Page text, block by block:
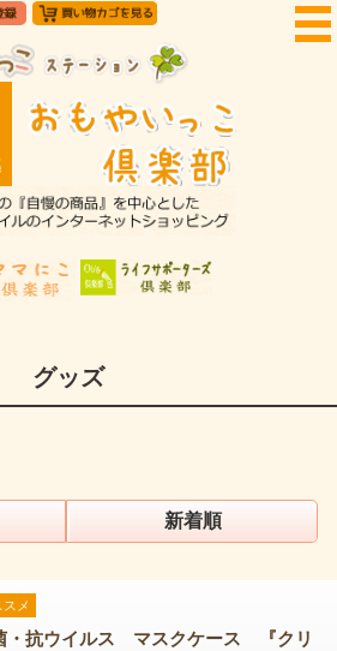
グッズ
新着順
スメ
・抗ウイルス マスクケース 『クリ